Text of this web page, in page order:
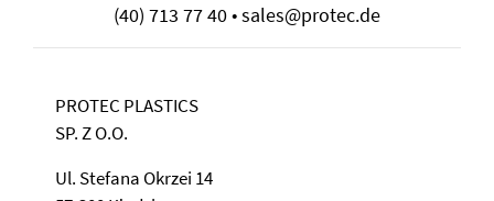
(40) 713 77 40 • sales@protec.de
PROTEC PLASTICS
SP. Z O.O.
Ul. Stefana Okrzei 14